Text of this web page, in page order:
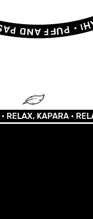
KAPARA •RELAX,